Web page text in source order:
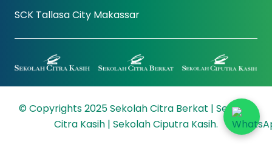
SCK Tallasa City Makassar
© Copyrights 2025 Sekolah Citra Berkat | Sekolah
Citra Kasih | Sekolah Ciputra Kasih.